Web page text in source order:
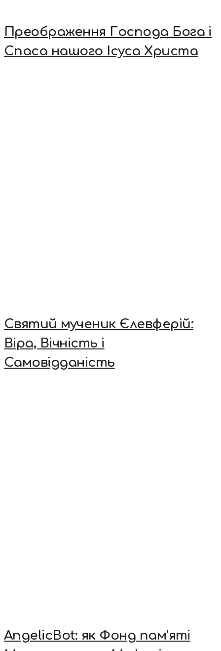
Преображення Господа Бога і
Спаса нашого Ісуса Христа
Святий мученик Єлевферій:
Віра, Вічність і
Самовідданість
AngelicBot: як Фонд пам’яті